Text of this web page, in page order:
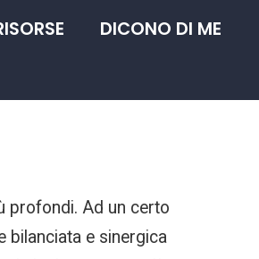
DICONO DI ME
profondi. Ad un certo
bilanciata e sinergica